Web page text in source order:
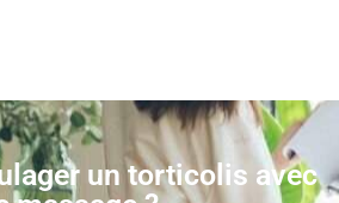
un torticolis avec